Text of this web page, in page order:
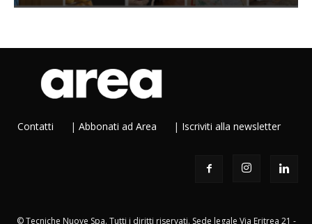
Contatti | Abbonati ad Area | Iscriviti alla newsletter
© Tecniche Nuove Spa. Tutti i diritti riservati. Sede legale Via Eritrea 21 -